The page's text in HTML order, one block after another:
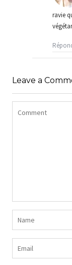
ravie
Leave a